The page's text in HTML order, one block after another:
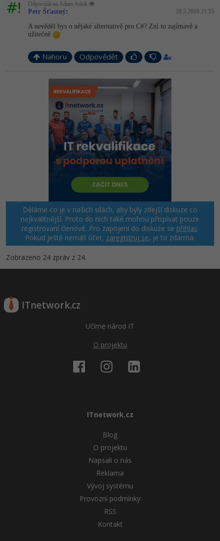
Odpovídá na Adam Ježek
Petr Šťastný: 28.5.2016 21:55
A nevěděl bys o nějaké alternativě pro C#? Zní to zajímavě a
užitečně
Nahoru Odpovědět
Děláme co je v našich silách, aby byly zdejší diskuze co
nejkvalitnější. Proto do nich také mohou přispívat pouze
registrovaní členové. Pro zapojení do diskuze se přihlas.
Pokud ještě nemáš účet, zaregistruj se, je to zdarma.
Zobrazeno 24 zpráv z 24.
ITnetwork.cz
Učíme národ IT
O projektu
ITnetwork.cz
Blog
O projektu
Napsali o nás
Reklama
Vývoj systému
Provozní podmínky
RSS
Kontakt